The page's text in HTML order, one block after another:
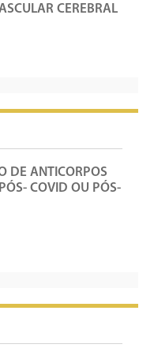
CEREBRAL
DE ANTICORPOS
COVID OU PÓS-